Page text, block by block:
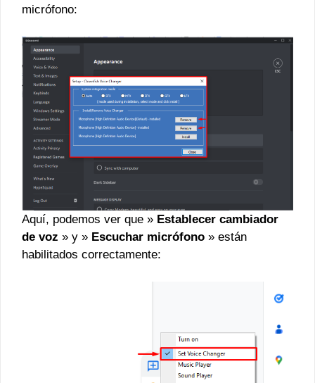
micrófono:
Aquí, podemos ver que » Establecer cambiador
de voz » y » Escuchar micrófono » están
habilitados correctamente: